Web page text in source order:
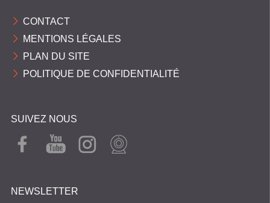
O
M
M
U
E
R
CONTACT
MENTIONS LÉGALES
PLAN DU SITE
POLITIQUE DE CONFIDENTIALITÉ
SUIVEZ NOUS
FAC
EBO
YOU
TUB
INST
AGR
WEB
CAM
NEWSLETTER